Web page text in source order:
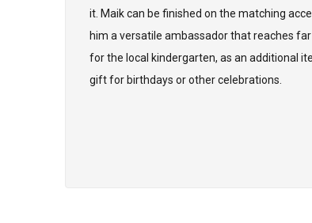
it. Maik can be finished on the matching
him a versatile ambassador that reaches
for the local kindergarten, as an additional
gift for birthdays or other celebrations.